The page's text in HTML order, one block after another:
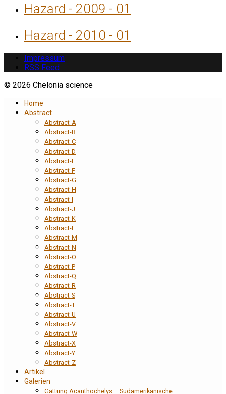
Hazard - 2009 - 01
Hazard - 2010 - 01
Impressum
RSS Feed
© 2026 Chelonia science
Home
Abstract
Abstract-A
Abstract-B
Abstract-C
Abstract-D
Abstract-E
Abstract-F
Abstract-G
Abstract-H
Abstract-I
Abstract-J
Abstract-K
Abstract-L
Abstract-M
Abstract-N
Abstract-O
Abstract-P
Abstract-Q
Abstract-R
Abstract-S
Abstract-T
Abstract-U
Abstract-V
Abstract-W
Abstract-X
Abstract-Y
Abstract-Z
Artikel
Galerien
Gattung Acanthochelys – Südamerikanische